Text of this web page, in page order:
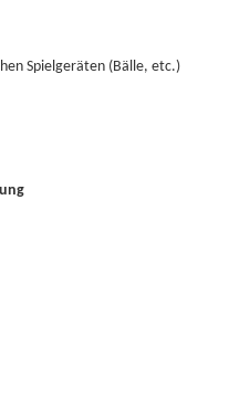
Spielgeräten (Bälle, etc.)